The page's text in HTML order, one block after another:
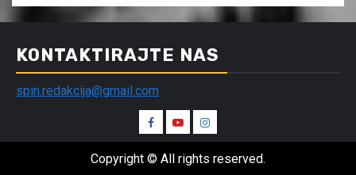
KONTAKTIRAJTE NAS
spin.redakcija@gmail.com
Spin
Facebook
Spin
Youtube
Spin
Instagram
Copyright © All rights reserved.